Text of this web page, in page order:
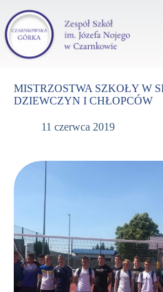
MISTRZOSTWA SZKOŁY W
DZIEWCZYN I CHŁOPCÓW
11 czerwca 2019